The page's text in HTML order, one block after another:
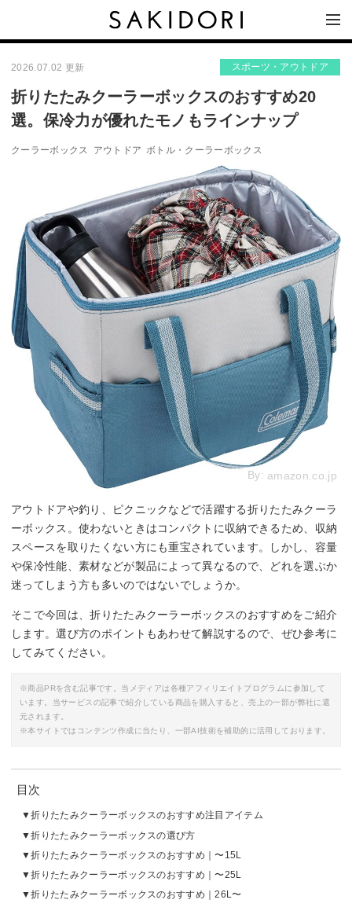
2026.07.02 更新 スポーツ・アウトドア
折りたたみクーラーボックスのおすすめ20
選。保冷力が優れたモノもラインナップ
クーラーボックス アウトドア ボトル・クーラーボックス
By: amazon.co.jp
アウトドアや釣り、ピクニックなどで活躍する折りたたみクーラ
ーボックス。使わないときはコンパクトに収納できるため、収納
スペースを取りたくない方にも重宝されています。しかし、容量
や保冷性能、素材などが製品によって異なるので、どれを選ぶか
迷ってしまう方も多いのではないでしょうか。
そこで今回は、折りたたみクーラーボックスのおすすめをご紹介
します。選び方のポイントもあわせて解説するので、ぜひ参考に
してみてください。
※商品PRを含む記事です。当メディアは各種アフィリエイトプログラムに参加して
います。当サービスの記事で紹介している商品を購入すると、売上の一部が弊社に還
元されます。
※本サイトではコンテンツ作成に当たり、一部AI技術を補助的に活用しております。
目次
折りたたみクーラーボックスのおすすめ注目アイテム
折りたたみクーラーボックスの選び方
折りたたみクーラーボックスのおすすめ｜〜15L
折りたたみクーラーボックスのおすすめ｜〜25L
折りたたみクーラーボックスのおすすめ｜26L〜